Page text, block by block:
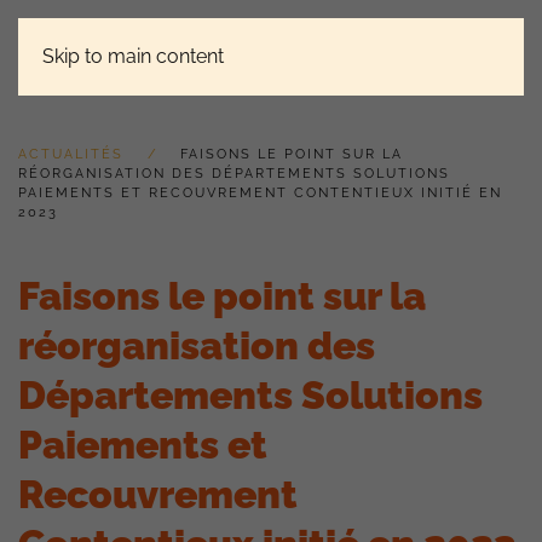
Skip to main content
ACTUALITÉS
FAISONS LE POINT SUR LA
RÉORGANISATION DES DÉPARTEMENTS SOLUTIONS
PAIEMENTS ET RECOUVREMENT CONTENTIEUX INITIÉ EN
2023
Faisons le point sur la
réorganisation des
Départements Solutions
Paiements et
Recouvrement